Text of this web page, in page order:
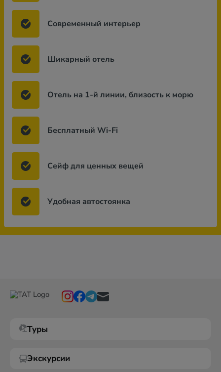
Современный интерьер
Шикарный отель
Отель на 1-й линии, близость к морю
Бесплатный Wi-Fi
Сейф для ценных вещей
Удобная автостоянка
Туры
Экскурсии